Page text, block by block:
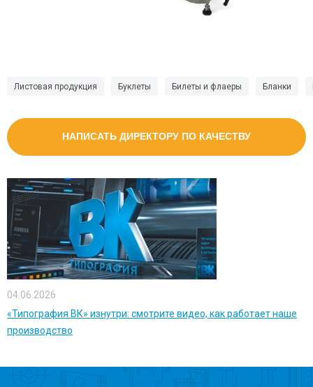
Листовая продукция Буклеты Билеты и флаеры Бланки
НАПИСАТЬ ДИРЕКТОРУ ПО КАЧЕСТВУ
04.06.2026
«Типография ВК» изнутри: смотрите видео, как работает наше
производство